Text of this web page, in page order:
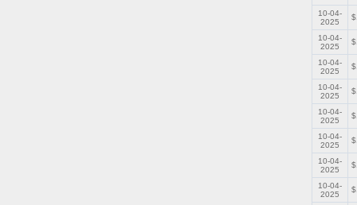
10-04-
2025
10-04-
2025
10-04-
2025
10-04-
2025
10-04-
2025
10-04-
2025
10-04-
2025
10-04-
2025